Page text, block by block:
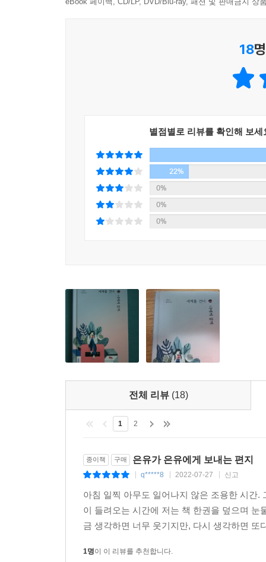
(소설가, 심사평에서)
안녕하게 만들었으면 좋겠어요. 이 책이 당신
18
별점별로 리뷰를 확인해 보세
22%
0%
0%
0%
전체 리뷰 (18)
1 2
종이책 구매 은유가 은유에게 보내는 편지
q*****8 2022-07-27 신고
아침 일찍 아무도 일어나지 않은 조용한 시간
이 들려오는 시간에 저는 책 한권을 덮으며
금 생각하면 너무 웃기지만, 다시 생각하면
1명이 이 리뷰를 추천합니다.